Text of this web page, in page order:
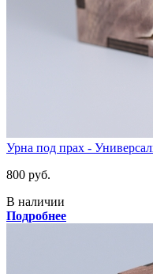
Урна под прах -
800 руб.
В наличии
Подробнее